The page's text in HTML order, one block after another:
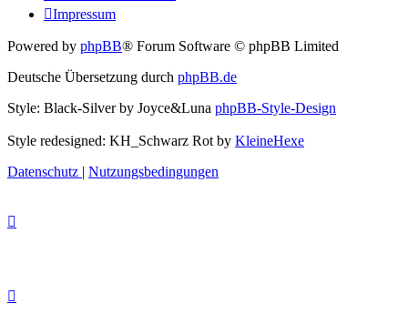
Impressum
Powered by phpBB® Forum Software © phpBB Limited
Deutsche Übersetzung durch phpBB.de
Style: Black-Silver by Joyce&Luna phpBB-Style-Design
Style redesigned: KH_Schwarz Rot by KleineHexe
Datenschutz | Nutzungsbedingungen